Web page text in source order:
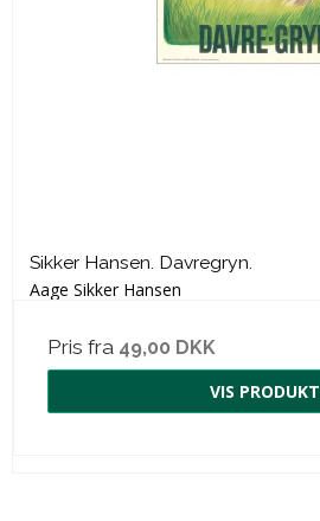
Sikker Hansen. Davregryn.
Aage Sikker Hansen
Pris fra 49,00 DKK
VIS PRODUKT